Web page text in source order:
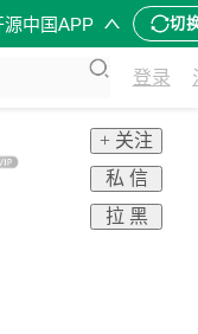
源中国APP 切
登录
+ 关注
私 信
拉 黑